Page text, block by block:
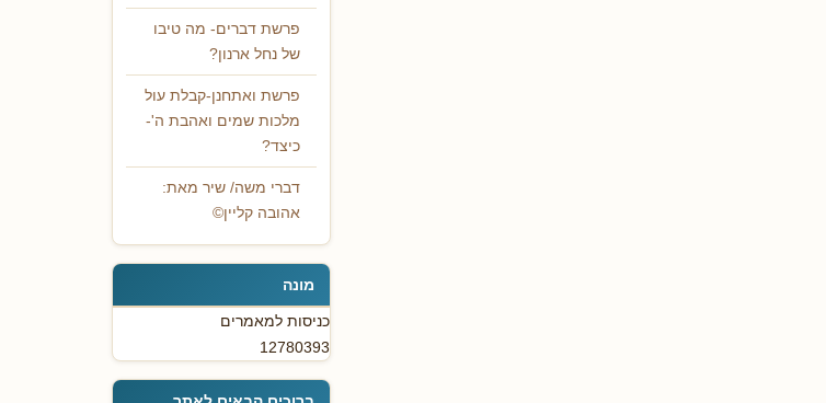
פרשת דברים- מה טיבו
של נחל ארנון?
פרשת ואתחנן-קבלת עול
מלכות שמים ואהבת ה'-
כיצד?
דברי משה/ שיר מאת:
אהובה קליין©
מונה
כניסות למאמרים
12780393